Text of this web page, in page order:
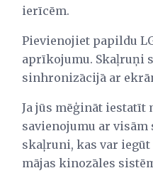
ierīcēm.
Pievienojiet papildu
aprīkojumu. Skaļruņi
sinhronizācijā ar
Ja jūs mēģināt iestatīt
savienojumu ar
skaļruni, kas var iegūt
mājas kinozāles